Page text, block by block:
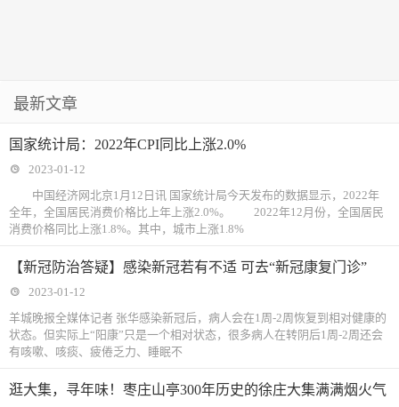
最新文章
国家统计局：2022年CPI同比上涨2.0%
2023-01-12
中国经济网北京1月12日讯 国家统计局今天发布的数据显示，2022年
全年，全国居民消费价格比上年上涨2.0%。 2022年12月份，全国居民
消费价格同比上涨1.8%。其中，城市上涨1.8%
【新冠防治答疑】感染新冠若有不适 可去“新冠康复门诊”
2023-01-12
羊城晚报全媒体记者 张华感染新冠后，病人会在1周-2周恢复到相对健康的
状态。但实际上“阳康”只是一个相对状态，很多病人在转阴后1周-2周还会
有咳嗽、咳痰、疲倦乏力、睡眠不
逛大集，寻年味！枣庄山亭300年历史的徐庄大集满满烟火气